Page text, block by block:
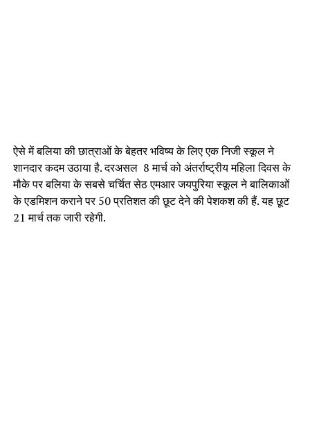
ऐसे में बलिया की छात्राओं के बेहतर भविष्य के लिए एक निजी स्कूल ने
शानदार कदम उठाया है. दरअसल 8 मार्च को अंतर्राष्ट्रीय महिला दिवस के
मौके पर बलिया के सबसे चर्चित सेठ एमआर जयपुरिया स्कूल ने बालिकाओं
के एडमिशन कराने पर 50 प्रतिशत की छूट देने की पेशकश की हैं. यह छूट
21 मार्च तक जारी रहेगी.